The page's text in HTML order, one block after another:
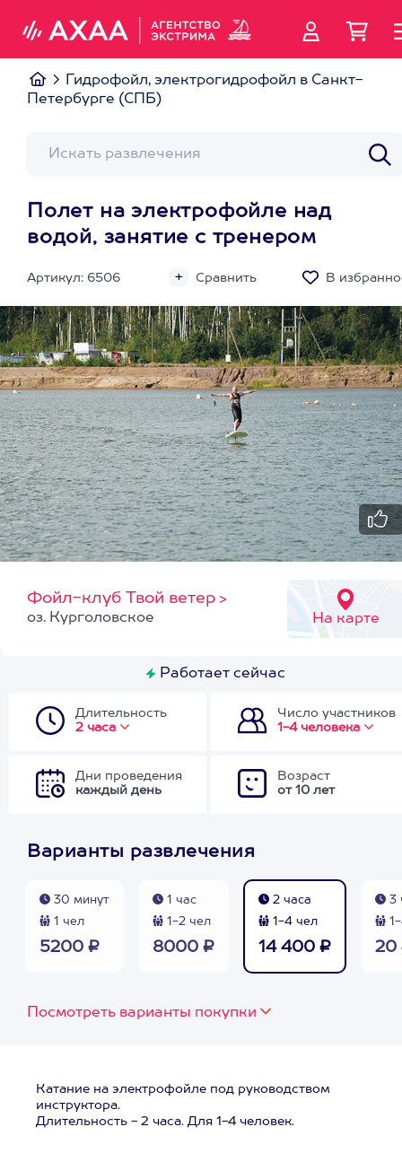
Гидрофойл, электрогидрофойл в Санкт-
Петербурге (СПБ)
Полет на электрофойле над
водой, занятие с тренером
Артикул: 6506 Сравнить В
Фойл-клуб Твой ветер >
На карте
оз. Курголовское
Работает сейчас
Длительность
2 часа
Число участников
1-4 человека
Дни проведения
каждый день
Возраст
от 10 лет
Варианты развлечения
30 минут
1 чел
5200 ₽
1 час
1-2 чел
8000 ₽
2 часа
1-4 чел
14 400 ₽
3
20
Посмотреть варианты покупки
Катание на электрофойле под руководством
инструктора.
Длительность - 2 часа. Для 1-4 человек.